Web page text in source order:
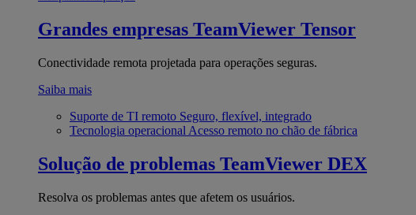
Grandes empresas TeamViewer Tensor
Conectividade remota projetada para operações seguras.
Saiba mais
Suporte de TI remoto Seguro, flexível, integrado
Tecnologia operacional Acesso remoto no chão de fábrica
Solução de problemas TeamViewer DEX
Resolva os problemas antes que afetem os usuários.